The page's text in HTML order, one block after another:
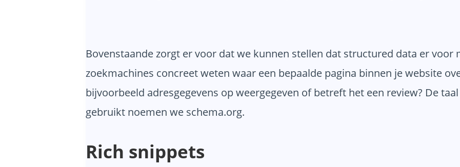
Bovenstaande zorgt er voor dat we kunnen stellen dat structured data er voor
zoekmachines concreet weten waar een bepaalde pagina binnen je website
bijvoorbeeld adresgegevens op weergegeven of betreft het een review? De
gebruikt noemen we schema.org.
Rich snippets